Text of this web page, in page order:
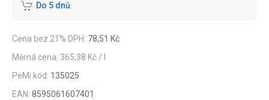
Do 5 dnů
Cena bez 21% DPH: 78,51 Kč
Měrná cena: 365,38 Kč / l
PeMi kód: 135025
EAN: 8595061607401